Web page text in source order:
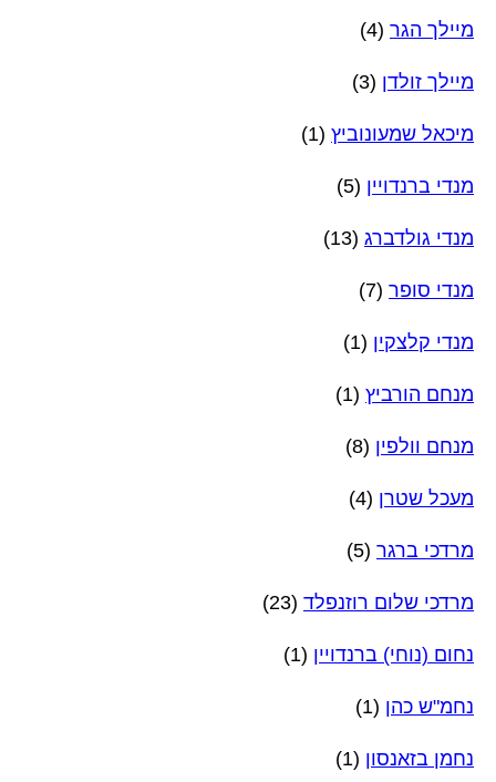
מיילך הגר (4)
מיילך זולדן (3)
מיכאל שמעונוביץ (1)
מנדי ברנדויין (5)
מנדי גולדברג (13)
מנדי סופר (7)
מנדי קלצקין (1)
מנחם הורביץ (1)
מנחם וולפין (8)
מעכל שטרן (4)
מרדכי ברגר (5)
מרדכי שלום רוזנפלד (23)
נחום (נוחי) ברנדויין (1)
נחמ"ש כהן (1)
נחמן בזאנסון (1)